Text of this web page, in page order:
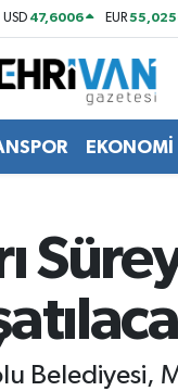
USD 47,6006 EUR
EKONOMİ
Belediyesi,
Haritası
ve Fikstür